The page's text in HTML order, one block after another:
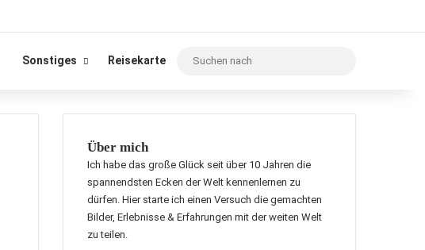
Sonstiges Reisekarte
Über mich
Ich habe das große Glück seit über 10 Jahren die
spannendsten Ecken der Welt kennenlernen zu
dürfen. Hier starte ich einen Versuch die gemachten
Bilder, Erlebnisse & Erfahrungen mit der weiten Welt
zu teilen.